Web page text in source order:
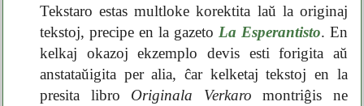
Tekstaro estas multloke korektita laŭ la originaj
tekstoj, precipe en la gazeto La Esperantisto. En
kelkaj okazoj ekzemplo devis esti forigita aŭ
anstataŭigita per alia, ĉar kelketaj tekstoj en la
presita libro Originala Verkaro montriĝis ne